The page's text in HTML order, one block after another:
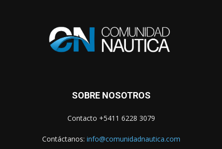
SOBRE NOSOTROS
Contacto +5411 6228 3079
Contáctanos: info@comunidadnautica.com